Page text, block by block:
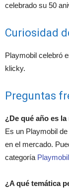
celebrado su 50
Curiosidad
Playmobil celebró
klicky.
Preguntas
¿De qué año es
Es un Playmobil
en el mercado.
categoría
¿A qué temática